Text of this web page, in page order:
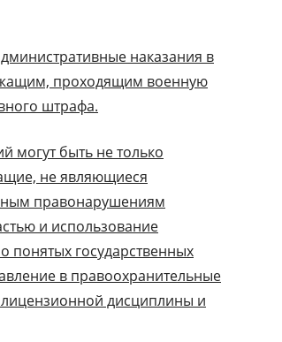
наказания в
проходящим военную
штрафа.
могут быть не только
не являющиеся
правонарушениям
и использование
понятых государственных
в правоохранительные
дисциплины и